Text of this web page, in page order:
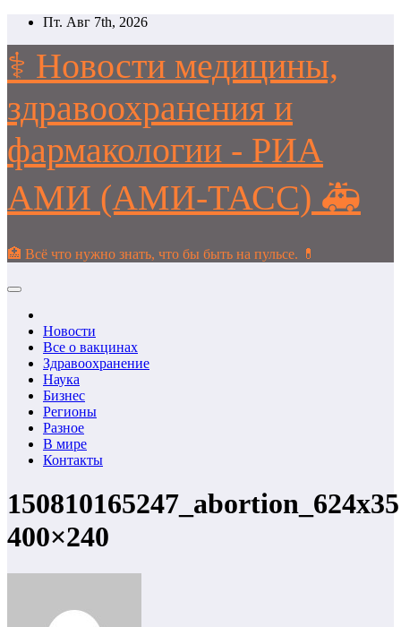
Перейти
содержимому
Пт. Авг 7th, 2026
⚕️ Новости медицины,
здравоохранения и
фармакологии - РИА
АМИ (АМИ-ТАСС) 🚑
🏥 Всё что нужно знать, что бы быть на пульсе. 💊
Новости
Все о вакцинах
Здравоохранение
Наука
Бизнес
Регионы
Разное
В мире
Контакты
400×240